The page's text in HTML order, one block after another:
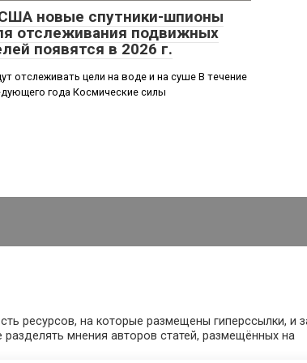
новые спутники-шпионы
отслеживания подвижных
появятся в 2026 г.
отслеживать цели на воде и на суше В течение
года Космические силы
ресурсов, на которые размещены гиперссылки, и
мнения авторов статей, размещённых на